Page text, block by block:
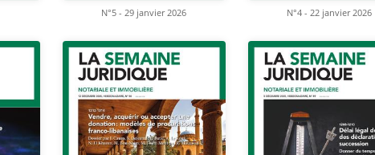
N°5 - 29 janvier 2026 N°4 - 22 janvier 2026